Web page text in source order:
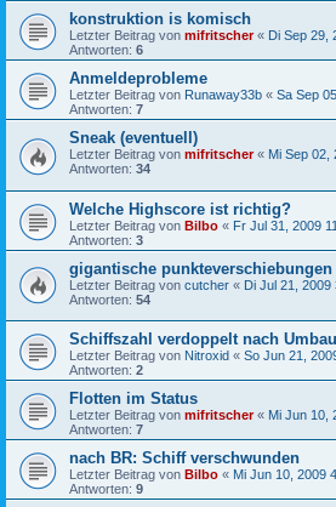
konstruktion is komisch
Letzter Beitrag von mifritscher« Di Sep 29,
Antworten: 6
Anmeldeprobleme
Letzter Beitrag von Runaway33b « Sa Sep
Antworten: 7
Sneak (eventuell)
Letzter Beitrag von mifritscher« Mi Sep 02,
Antworten: 34
Welche Highscore ist richtig?
Letzter Beitrag von Bilbo « Fr Jul 31, 2009
Antworten: 3
gigantische punkteverschiebungen
Letzter Beitrag von cutcher « Di Jul 21, 2009
Antworten: 54
Schiffszahl verdoppelt nach Umbau
Letzter Beitrag von Nitroxid « So Jun 21,
Antworten: 2
Flotten im Status
Letzter Beitrag von mifritscher« Mi Jun 10,
Antworten: 7
nach BR: Schiff verschwunden
Letzter Beitrag von Bilbo « Mi Jun 10, 2009
Antworten: 9